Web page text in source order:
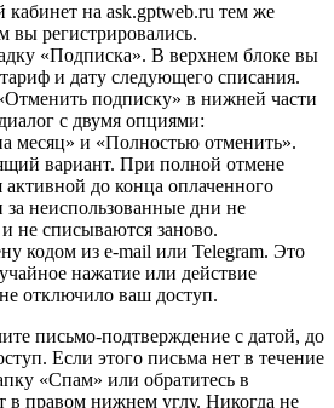
на ask.gptweb.ru тем же
вы регистрировались.
«Подписка». В верхнем блоке вы
и дату следующего списания.
подписку» в нижней части
с двумя опциями:
месяц» и «Полностью отменить».
вариант. При полной отмене
активной до конца оплаченного
неиспользованные дни не
не списываются заново.
кодом из e-mail или Telegram. Это
нажатие или действие
отключило ваш доступ.
письмо-подтверждение с датой, до
Если этого письма нет в течение
«Спам» или обратитесь в
в правом нижнем углу. Никогда не